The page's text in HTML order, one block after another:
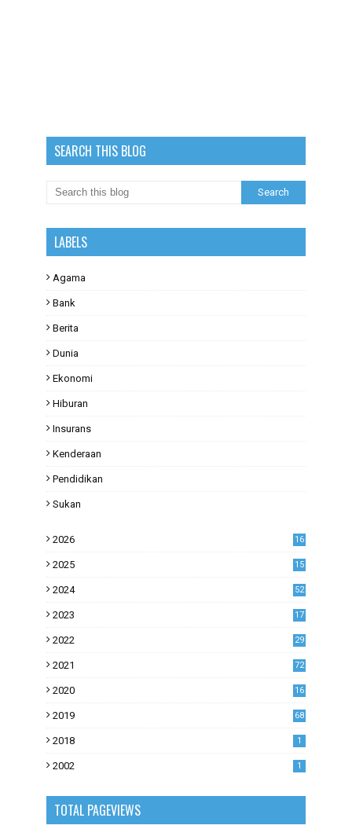
SEARCH THIS BLOG
LABELS
Agama
Bank
Berita
Dunia
Ekonomi
Hiburan
Insurans
Kenderaan
Pendidikan
Sukan
2026 16
2025 15
2024 52
2023
17
2022
29
2021
72
2020
16
2019
68
2018 1
2002 1
TOTAL PAGEVIEWS